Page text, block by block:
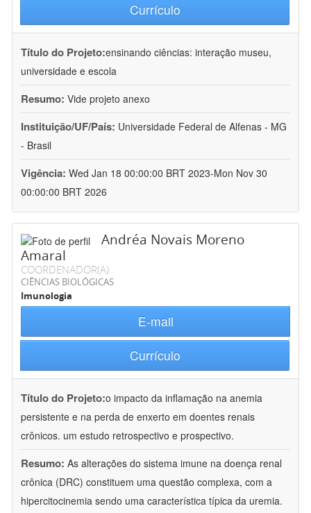
Currículo
Título do Projeto:ensinando ciências: interação museu,
universidade e escola
Resumo: Vide projeto anexo
Instituição/UF/País: Universidade Federal de Alfenas - MG
- Brasil
Vigência: Wed Jan 18 00:00:00 BRT 2023-Mon Nov 30
00:00:00 BRT 2026
Andréa Novais Moreno
Amaral
COORDENADOR(A)
CIÊNCIAS BIOLÓGICAS
Imunologia
E-mail
Currículo
Título do Projeto:o impacto da inflamação na anemia
persistente e na perda de enxerto em doentes renais
crônicos. um estudo retrospectivo e prospectivo.
Resumo: As alterações do sistema imune na doença renal
crônica (DRC) constituem uma questão complexa, com a
hipercitocinemia sendo uma característica típica da uremia.